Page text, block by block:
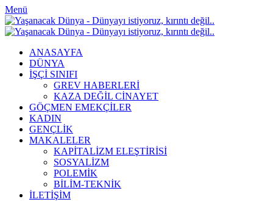
Menü
ANASAYFA
DÜNYA
İŞÇİ SINIFI
GREV HABERLERİ
KAZA DEĞİL CİNAYET
GÖÇMEN EMEKÇİLER
KADIN
GENÇLİK
MAKALELER
KAPİTALİZM ELEŞTİRİSİ
SOSYALİZM
POLEMİK
BİLİM-TEKNİK
ILETIŞIM